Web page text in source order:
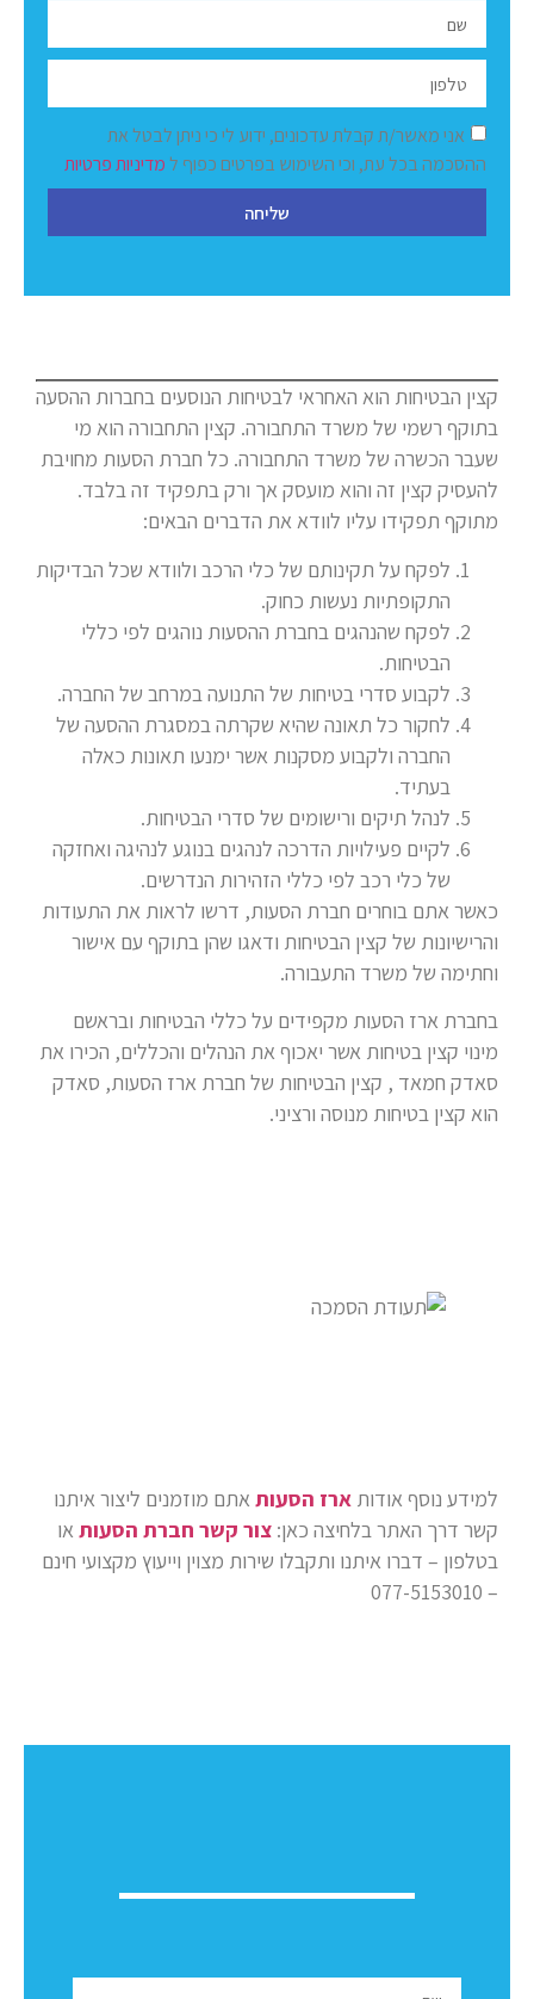
קצין הבטיחות הוא האחראי לבטיחות הנוסעים בחברות ההסעה
בתוקף רשמי של משרד התחבורה. קצין התחבורה הוא מי
שעבר הכשרה של משרד התחבורה. כל חברת הסעות מחויבת
להעסיק קצין זה והוא מועסק אך ורק בתפקיד זה בלבד.
מתוקף תפקידו עליו לוודא את הדברים הבאים:
לפקח על תקינותם של כלי הרכב ולוודא שכל הבדיקות
התקופתיות נעשות כחוק.
לפקח שהנהגים בחברת ההסעות נוהגים לפי כללי
הבטיחות.
לקבוע סדרי בטיחות של התנועה במרחב של החברה.
לחקור כל תאונה שהיא שקרתה במסגרת ההסעה של
החברה ולקבוע מסקנות אשר ימנעו תאונות כאלה
בעתיד.
לנהל תיקים ורישומים של סדרי הבטיחות.
לקיים פעילויות הדרכה לנהגים בנוגע לנהיגה ואחזקה
של כלי רכב לפי כללי הזהירות הנדרשים.
כאשר אתם בוחרים חברת הסעות, דרשו לראות את התעודות
והרישיונות של קצין הבטיחות ודאגו שהן בתוקף עם אישור
וחתימה של משרד התעבורה.
בחברת ארז הסעות מקפידים על כללי הבטיחות ובראשם
מינוי קצין בטיחות אשר יאכוף את הנהלים והכללים, הכירו את
סאדק חמאד , קצין הבטיחות של חברת ארז הסעות, סאדק
הוא קצין בטיחות מנוסה ורציני.
למידע נוסף אודות ארז הסעות אתם מוזמנים ליצור איתנו
קשר דרך האתר בלחיצה כאן: צור קשר חברת הסעות או
בטלפון – דברו איתנו ותקבלו שירות מצוין וייעוץ מקצועי חינם
– 077-5153010
אני מאשר/ת קבלת עדכונים, ידוע לי כי ניתן לבטל את
ההסכמה בכל עת, וכי השימוש בפרטים כפוף למדיניות פרטיות
שליחה